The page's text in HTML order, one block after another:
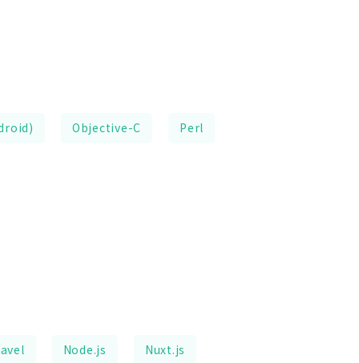
Objective-C Perl
Node.js Nuxt.js